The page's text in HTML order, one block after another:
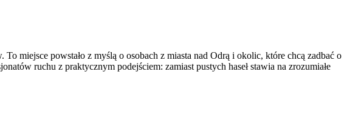
miejsce powstało z myślą o osobach z miasta nad Odrą i okolic, które chcą zadbać o
ruchu z praktycznym podejściem: zamiast pustych haseł stawia na zrozumiałe